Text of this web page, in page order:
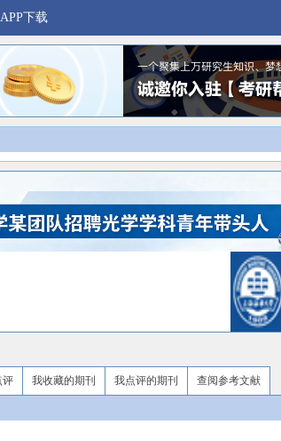
下载
评 我收藏的期刊 我点评的期刊 查阅参考文献